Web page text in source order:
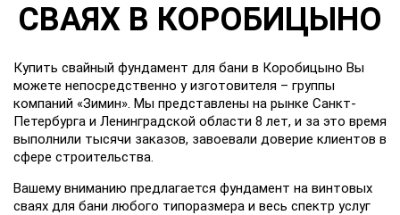
СВАЯХ В КОРОБИЦЫНО
Купить свайный фундамент для бани в Коробицыно Вы
можете непосредственно у изготовителя – группы
компаний «Зимин». Мы представлены на рынке Санкт-
Петербурга и Ленинградской области 8 лет, и за это время
выполнили тысячи заказов, завоевали доверие клиентов в
сфере строительства.
Вашему вниманию предлагается фундамент на винтовых
сваях для бани любого типоразмера и весь спектр услуг